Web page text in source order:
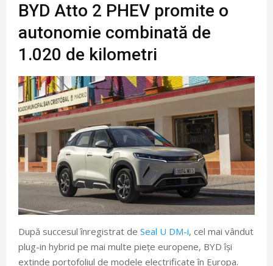
BYD Atto 2 PHEV promite o
autonomie combinată de
1.020 de kilometri
După succesul înregistrat de Seal U DM-i, cel mai vândut
plug-in hybrid pe mai multe piețe europene, BYD își
extinde portofoliul de modele electrificate în Europa.